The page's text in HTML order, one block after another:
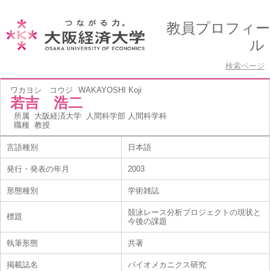
教員プロフィー
ル
検索ページ
ワカヨシ コウジ WAKAYOSHI Koji
若吉 浩二
所属 大阪経済大学 人間科学部 人間科学科
職種 教授
言語種別 日本語
発行・発表の年月 2003
形態種別 学術雑誌
標題
競泳レース分析プロジェクトの現状と
今後の課題
執筆形態 共著
掲載誌名 バイオメカニクス研究